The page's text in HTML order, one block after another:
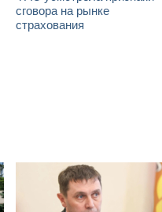
сговора на рынке
страхования